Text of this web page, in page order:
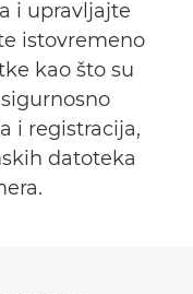
i upravljajte
istovremeno
kao što su
i registracija,
datoteka